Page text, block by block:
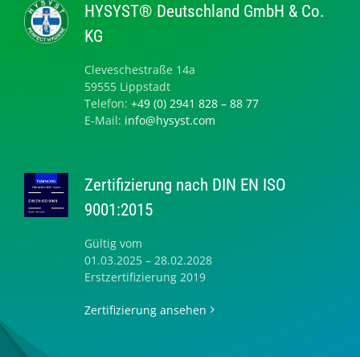
HYSYST® Deutschland GmbH & Co.
KG
Cleveschestraße 14a
59555 Lippstadt
Telefon: +49 (0) 2941 828 – 88 77
E-Mail: info@hysyst.com
Zertifizierung nach DIN EN ISO
9001:2015
Gültig vom
01.03.2025 – 28.02.2028
Erstzertifizierung 2019
Zertifizierung ansehen